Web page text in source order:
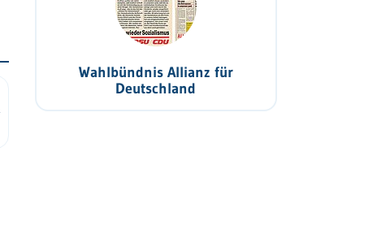
Wahlbündnis Allianz für
Deutschland